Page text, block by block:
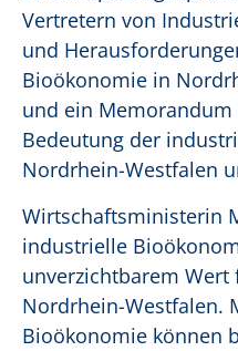
Vertretern von
und
Bioökonomie in
und ein
Bedeutung der
Nordrhein-Westfalen
Wirtschaftsministerin
industrielle
unverzichtbarem
Nordrhein-Westfalen.
Bioökonomie können